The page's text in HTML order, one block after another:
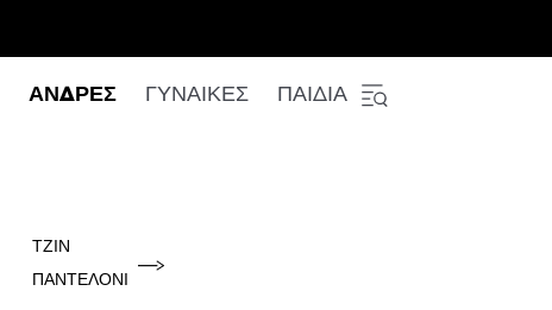
ΑΝΔΡΕΣ ΓΥΝΑΙΚΕΣ ΠΑΙΔΙΑ
ΤΖΙΝ
ΠΑΝΤΕΛΌΝΙ